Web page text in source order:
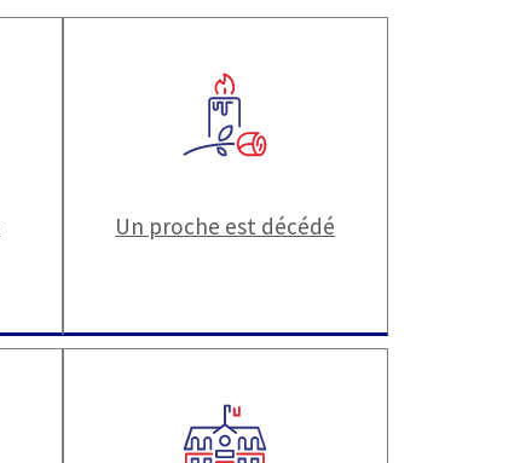
Un proche est décédé